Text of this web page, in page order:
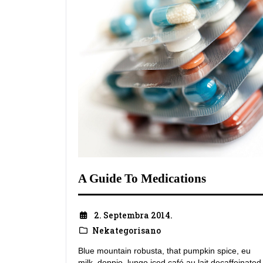
A Guide To Medications
2. Septembra 2014.
Nekategorisano
Blue mountain robusta, that pumpkin spice, eu